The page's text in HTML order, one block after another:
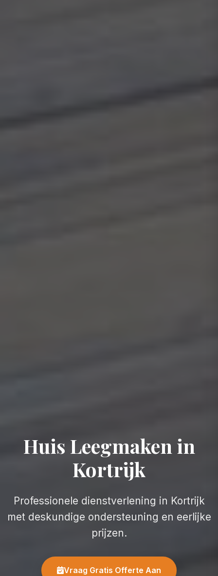
Huis Leegmaken in
Kortrijk
Professionele dienstverlening in Kortrijk
met deskundige ondersteuning en eerlijke
prijzen.
Vraag Gratis Offerte Aan